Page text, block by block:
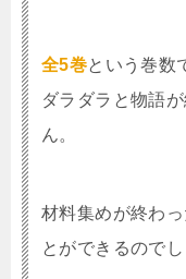
全5巻という巻数
ダラダラと物語
ん。
材料集めが終わ
とができるのでし